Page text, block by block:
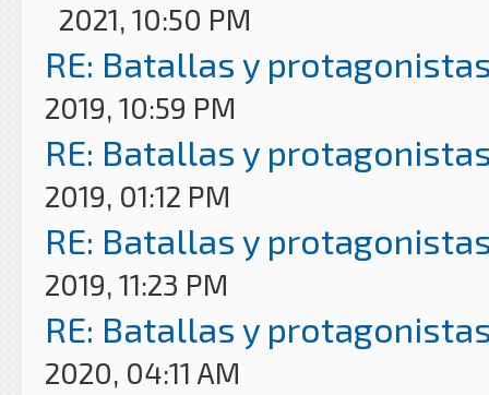
2021, 10:50 PM
RE: Batallas y
2019, 10:59 PM
RE: Batallas y
2019, 01:12 PM
RE: Batallas y
2019, 11:23 PM
RE: Batallas y
2020, 04:11 AM